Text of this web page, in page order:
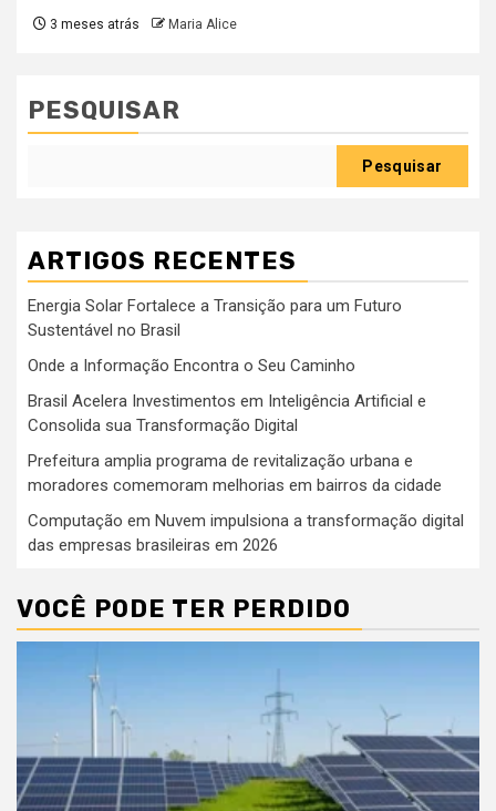
3 meses atrás Maria Alice
PESQUISAR
Pesquisar
ARTIGOS RECENTES
Energia Solar Fortalece a Transição para um Futuro
Sustentável no Brasil
Onde a Informação Encontra o Seu Caminho
Brasil Acelera Investimentos em Inteligência Artificial e
Consolida sua Transformação Digital
Prefeitura amplia programa de revitalização urbana e
moradores comemoram melhorias em bairros da cidade
Computação em Nuvem impulsiona a transformação digital
das empresas brasileiras em 2026
VOCÊ PODE TER PERDIDO